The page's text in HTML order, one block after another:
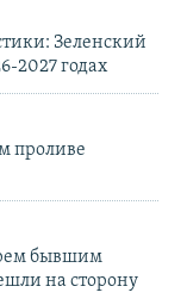
Зеленский
2027 годах
проливе
бывшим
на сторону